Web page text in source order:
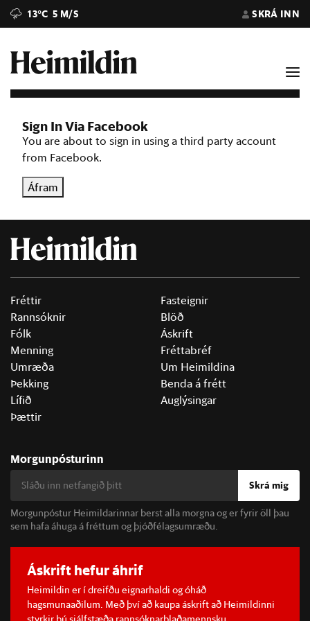
13°C 5 M/S SKRÁ INN
Sign In Via Facebook
You are about to sign in using a third party account
from Facebook.
Áfram
Fréttir
Rannsóknir
Fólk
Menning
Umræða
Þekking
Lífið
Þættir
Fasteignir
Blöð
Áskrift
Fréttabréf
Um Heimildina
Benda á frétt
Auglýsingar
Morgunpósturinn
Skrá mig
Morgunpóstur Heimildarinnar berst alla morgna og er fyrir öll þau
sem hafa áhuga á fréttum og þjóðfélagsumræðu.
Áskrift hefur áhrif
Heimildin er í dreifðu eignarhaldi og óháð
hagsmunaaðilum. Með því að kaupa áskrift að Heimildinni